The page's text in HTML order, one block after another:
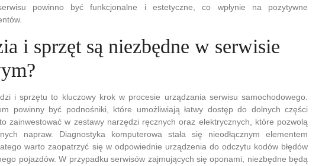
powinno być funkcjonalne i estetyczne, co wpłynie na pozytywne
i sprzęt są niezbędne w serwisie
i sprzętu to kluczowy krok w procesie urządzania serwisu samochodowego.
powinny być podnośniki, które umożliwiają łatwy dostęp do dolnych części
zainwestować w zestawy narzędzi ręcznych oraz elektrycznych, które pozwolą
napraw. Diagnostyka komputerowa stała się nieodłącznym elementem
warto zaopatrzyć się w odpowiednie urządzenia do odczytu kodów błędów
pojazdów. W przypadku serwisów zajmujących się oponami, niezbędne będą